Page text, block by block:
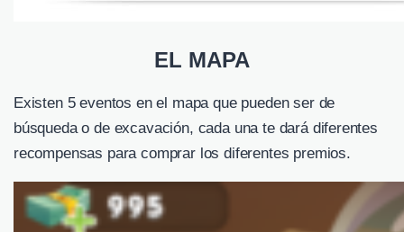
EL MAPA
Existen 5 eventos en el mapa que pueden ser de
búsqueda o de excavación, cada una te dará diferentes
recompensas para comprar los diferentes premios.